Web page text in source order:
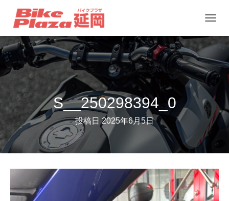
ビ
ー
シ
ョ
ン
を
り
え
S__250298394_0
投稿日2025年6月5日